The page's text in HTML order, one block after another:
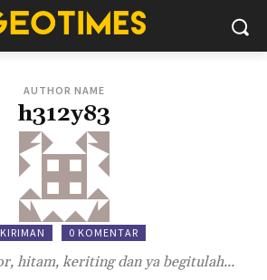
AUTHOR NAME
h312y83
0 KOMENTAR
hitam, keriting dan ya begitulah...